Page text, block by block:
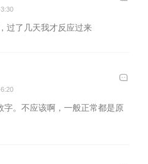
过了几天我才反应过来
字。不应该啊，一般正常都是原